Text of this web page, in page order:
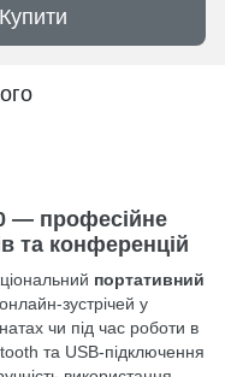
Купити
— професійне
та конференцій
портативний
зустрічей у
чи під час роботи в
та USB-підключення